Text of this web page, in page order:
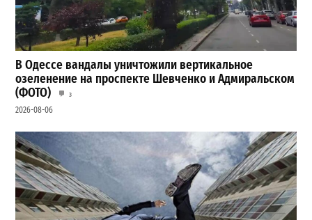
В Одессе вандалы уничтожили вертикальное
озеленение на проспекте Шевченко и Адмиральском
(ФОТО)
3
2026-08-06